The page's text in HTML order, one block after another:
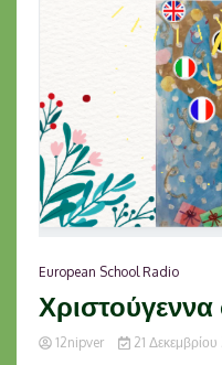
European School Radio
12nipver 21 Δεκεμβρίου